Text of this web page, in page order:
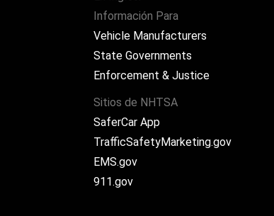
Información Para
Vehicle Manufacturers
State Governments
Enforcement & Justice
Sitios de NHTSA
SaferCar App
TrafficSafetyMarketing.gov
EMS.gov
911.gov